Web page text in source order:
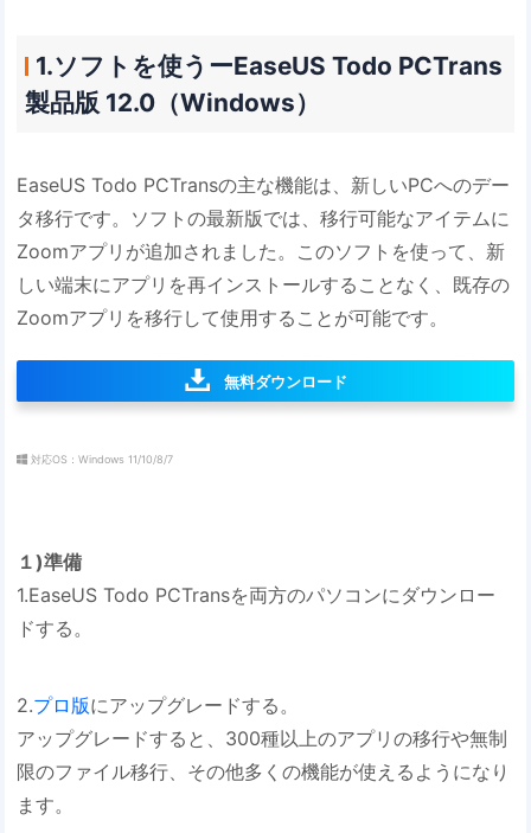
1.ソフトを使うーEaseUS Todo PCTrans
製品版 12.0（Windows）
EaseUS Todo PCTransの主な機能は、新しいPCへのデー
タ移行です。ソフトの最新版では、移行可能なアイテムに
Zoomアプリが追加されました。このソフトを使って、新
しい端末にアプリを再インストールすることなく、既存の
Zoomアプリを移行して使用することが可能です。
無料ダウンロード
対応OS：Windows 11/10/8/7
１)準備
1.EaseUS Todo PCTransを両方のパソコンにダウンロー
ドする。
2.プロ版にアップグレードする。
アップグレードすると、300種以上のアプリの移行や無制
限のファイル移行、その他多くの機能が使えるようになり
ます。